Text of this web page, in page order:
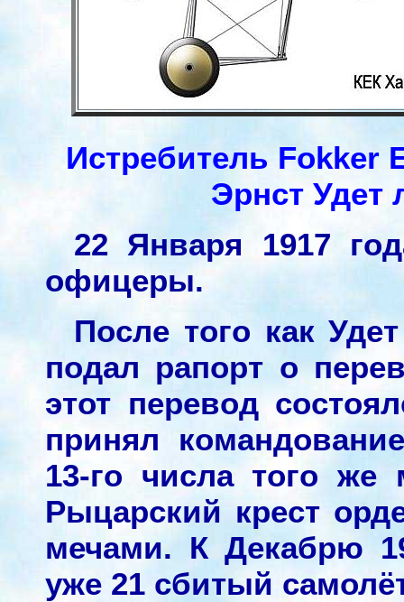
Истребитель Fokker
Эрнст Удет
22 Января 1917
офицеры.
После того как
подал рапорт о
этот перевод
принял
13-го числа того же
Рыцарский крест
мечами. К Декабрю
уже 21 сбитый